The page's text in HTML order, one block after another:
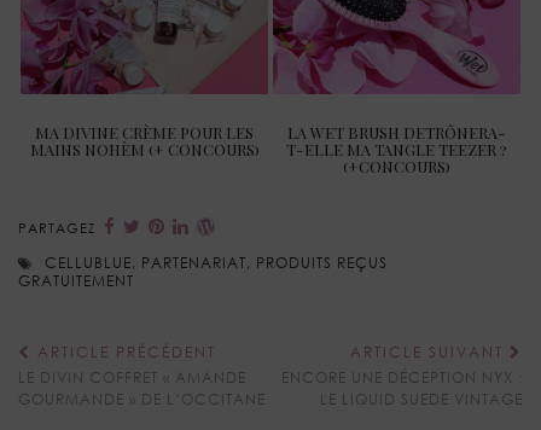
MA DIVINE CRÈME POUR LES
MAINS NOHÈM (+ CONCOURS)
LA WET BRUSH DETRÔNERA-
T-ELLE MA TANGLE TEEZER ?
(+CONCOURS)
PARTAGEZ
CELLUBLUE, PARTENARIAT, PRODUITS REÇUS
GRATUITEMENT
ARTICLE PRÉCÉDENT
LE DIVIN COFFRET « AMANDE
GOURMANDE » DE L’OCCITANE
ARTICLE SUIVANT
ENCORE UNE DÉCEPTION NYX :
LE LIQUID SUEDE VINTAGE